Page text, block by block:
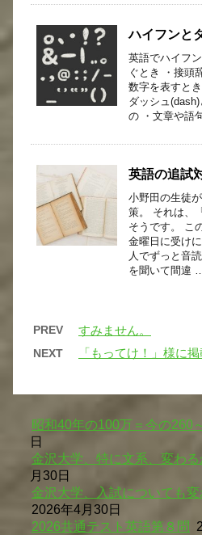
ハイフンと
英語でハイフ
ぐとき ・接頭
数字を表すと
ダッシュ
の ・文章や語
英語の追試
小野田の生徒
策。 それは、
そうです。 こ
金曜日に受け
人でずっと音
を聞いて間違 …
PREV すみません。
NEXT 「もってけ！」様に掲
昭和40年の100万＝今の260
日
金沢大学、特に文系、変わる
月30日
金沢大学、入試についても変
2026年4月30日
2026共通テスト英語第８問